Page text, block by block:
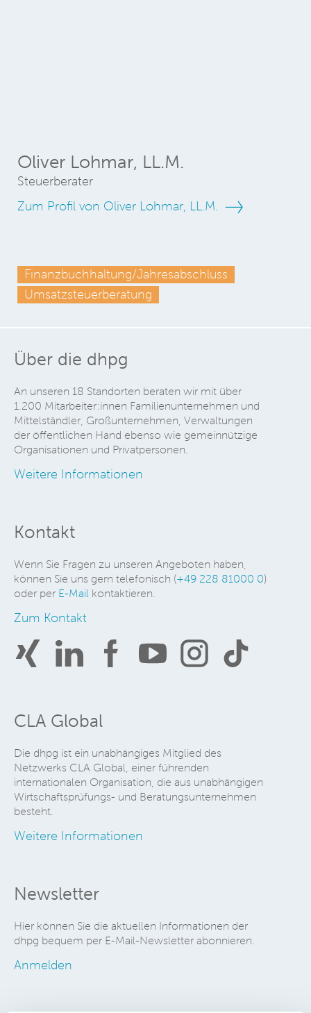
Oliver Lohmar, LL.M.
Steuerberater
Zum Profil von Oliver Lohmar, LL.M.
Finanzbuchhaltung/Jahresabschluss
Umsatzsteuerberatung
Über die dhpg
An unseren 18 Standorten beraten wir mit über
1.200 Mitarbeiter:innen Familienunternehmen und
Mittelständler, Großunternehmen, Verwaltungen
der öffentlichen Hand ebenso wie gemeinnützige
Organisationen und Privatpersonen.
Weitere Informationen
Kontakt
Wenn Sie Fragen zu unseren Angeboten haben,
können Sie uns gern telefonisch (+49 228 81000 0)
oder per E-Mail kontaktieren.
Zum Kontakt
CLA Global
Die dhpg ist ein unabhängiges Mitglied des
Netzwerks CLA Global, einer führenden
internationalen Organisation, die aus unabhängigen
Wirtschaftsprüfungs- und Beratungsunternehmen
besteht.
Weitere Informationen
Newsletter
Hier können Sie die aktuellen Informationen der
dhpg bequem per E-Mail-Newsletter abonnieren.
Anmelden